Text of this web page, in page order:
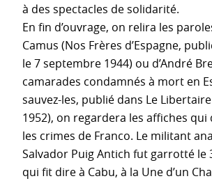
à des spectacles de solidarité.
En fin d’ouvrage, on relira les
Camus (Nos Frères d’Espagne,
le 7 septembre 1944) ou d’André
camarades condamnés à mort en
sauvez-les, publié dans Le
1952), on regardera les affiches
les crimes de Franco. Le militant
Salvador Puig Antich fut garrotté le
qui fit dire à Cabu, à la Une d’un